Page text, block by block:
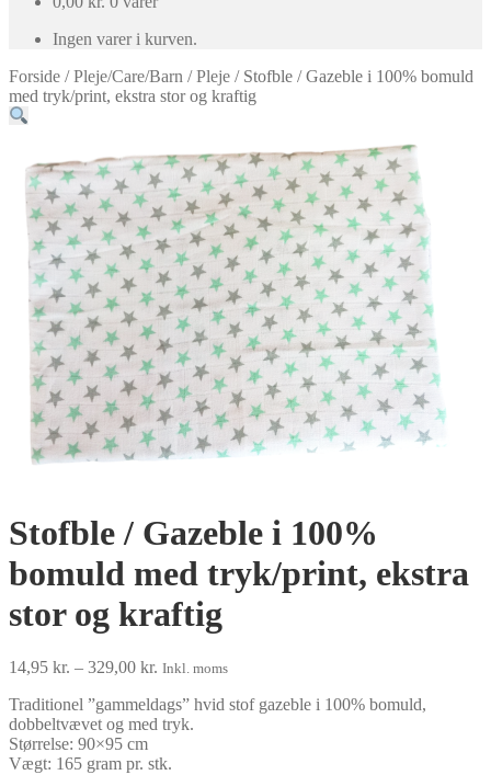
Ingen varer i kurven.
Forside /Pleje/Care/Barn /Pleje / Stofble / Gazeble i 100% bomuld
med tryk/print, ekstra stor og kraftig
Stofble / Gazeble i 100%
bomuld med tryk/print, ekstra
stor og kraftig
14,95 kr. – 329,00 kr. Prisinterval:
til
329,00 kr.
Inkl. moms
Traditionel ”gammeldags” hvid stof gazeble i 100% bomuld,
dobbeltvævet og med tryk.
Størrelse: 90×95 cm
Vægt: 165 gram pr. stk.